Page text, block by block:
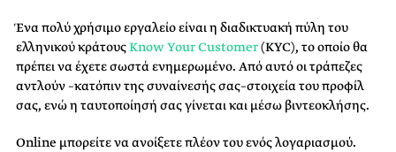
Ένα πολύ χρήσιμο εργαλείο είναι η διαδικτυακή πύλη του
ελληνικού κράτουςKnow Your Customer(KYC), το οποίο θα
πρέπει να έχετε σωστά ενημερωμένο. Από αυτό οι τράπεζες
αντλούν –κατόπιν της συναίνεσής σας–στοιχεία του προφίλ
σας, ενώ η ταυτοποίησή σας γίνεται και μέσω βιντεοκλήσης.
Online μπορείτε να ανοίξετε πλέον του ενός λογαριασμού.